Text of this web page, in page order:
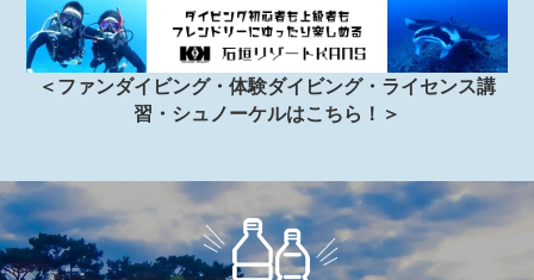
＜ファンダイビング・体験ダイビング・ライセンス講
習・シュノーケルはこちら！＞